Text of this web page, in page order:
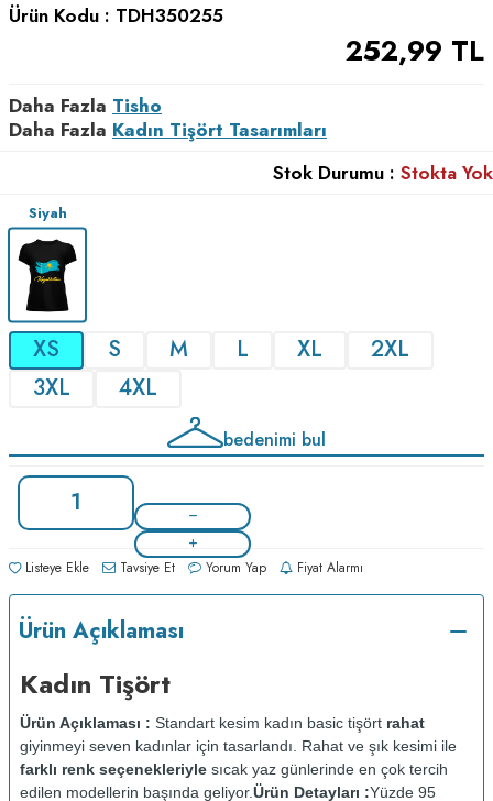
Ürün Kodu : TDH350255
252,99 TL
Daha Fazla Tisho
Daha Fazla Kadın Tişört Tasarımları
Stok Durumu : Stokta Yok
Siyah
XS S M L XL
2XL
3XL
4XL
bedenimi bul
Listeye Ekle Tavsiye Et Yorum Yap Fiyat Alarmı
Ürün Açıklaması
Kadın Tişört
Ürün Açıklaması : Standart kesim kadın basic tişört rahat
giyinmeyi seven kadınlar için tasarlandı. Rahat ve şık kesimi ile
farklı renk seçenekleriyle sıcak yaz günlerinde en çok tercih
edilen modellerin başında geliyor.Ürün Detayları :Yüzde 95